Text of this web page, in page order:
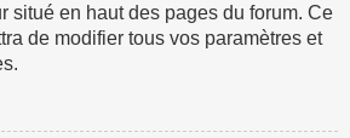
situé en haut des pages du forum. Ce
de modifier tous vos paramètres et